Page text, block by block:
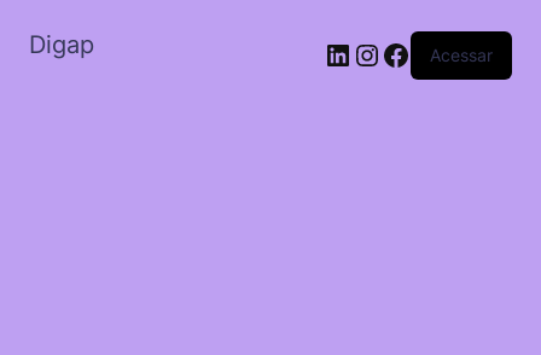
Digap LinkedIn
Instagram
Facebook
Acessar